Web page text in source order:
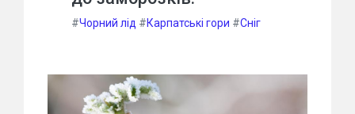
#Чорний лід #Карпатські гори #Сніг